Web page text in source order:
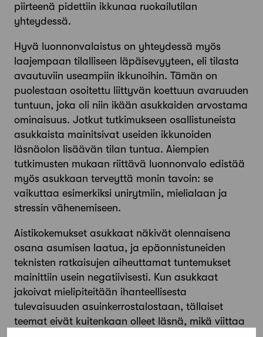
piirteenä pidettiin ikkunaa ruokailutilan
yhteydessä.
Hyvä luonnonvalaistus on yhteydessä myös
laajempaan tilalliseen läpäisevyyteen, eli tilasta
avautuviin useampiin ikkunoihin. Tämän on
puolestaan osoitettu liittyvän koettuun avaruuden
tuntuun, joka oli niin ikään asukkaiden arvostama
ominaisuus. Jotkut tutkimukseen osallistuneista
asukkaista mainitsivat useiden ikkunoiden
läsnäolon lisäävän tilan tuntua. Aiempien
tutkimusten mukaan riittävä luonnonvalo edistää
myös asukkaan terveyttä monin tavoin: se
vaikuttaa esimerkiksi unirytmiin, mielialaan ja
stressin vähenemiseen.
Aistikokemukset asukkaat näkivät olennaisena
osana asumisen laatua, ja epäonnistuneiden
teknisten ratkaisujen aiheuttamat tuntemukset
mainittiin usein negatiivisesti. Kun asukkaat
jakoivat mielipiteitään ihanteellisesta
tulevaisuuden asuinkerrostalostaan, tällaiset
teemat eivät kuitenkaan olleet läsnä, mikä viittaa